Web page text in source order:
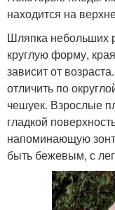
находится на
Шляпка небольших
круглую форму,
зависит от
отличить по
чешуек. Взрослые
гладкой
напоминающую
быть бежевым, с